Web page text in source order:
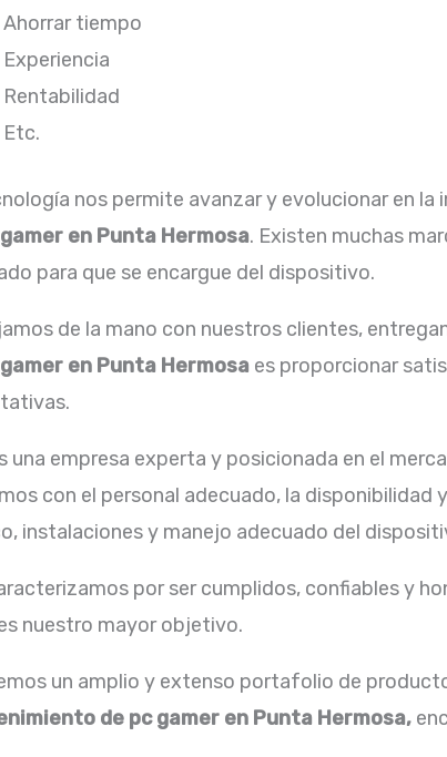
Ahorrar tiempo
Experiencia
Rentabilidad
Etc.
nos permite avanzar y evolucionar en
en Punta Hermosa. Existen muchas
para que se encargue del dispositivo.
de la mano con nuestros clientes,
en Punta Hermosa es proporcionar
una empresa experta y posicionada en el
con el personal adecuado, la
instalaciones y manejo adecuado del
por ser cumplidos, confiables y
nuestro mayor objetivo.
un amplio y extenso portafolio de
de pc gamer en Punta Hermosa,